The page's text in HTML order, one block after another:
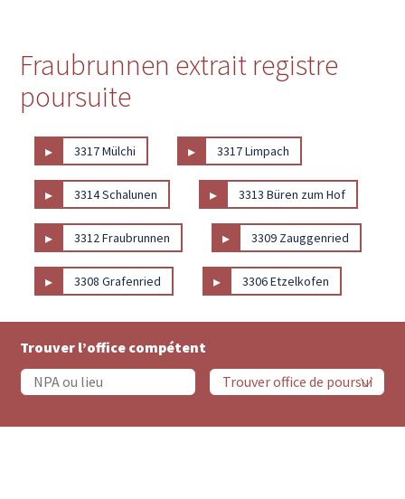
Fraubrunnen extrait registre
poursuite
▸ 3317 Mülchi ▸ 3317 Limpach
▸ 3314 Schalunen ▸ 3313 Büren zum Hof
▸ 3312 Fraubrunnen ▸ 3309 Zauggenried
▸ 3308 Grafenried ▸ 3306 Etzelkofen
Trouver l’office compétent